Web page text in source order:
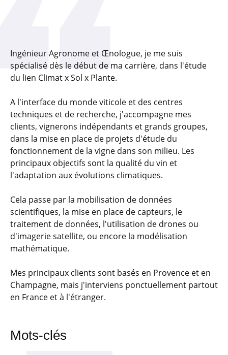
Ingénieur Agronome et Œnologue, je me suis
spécialisé dès le début de ma carrière, dans l'étude
du lien Climat x Sol x Plante.
A l'interface du monde viticole et des centres
techniques et de recherche, j'accompagne mes
clients, vignerons indépendants et grands groupes,
dans la mise en place de projets d'étude du
fonctionnement de la vigne dans son milieu. Les
principaux objectifs sont la qualité du vin et
l'adaptation aux évolutions climatiques.
Cela passe par la mobilisation de données
scientifiques, la mise en place de capteurs, le
traitement de données, l'utilisation de drones ou
d'imagerie satellite, ou encore la modélisation
mathématique.
Mes principaux clients sont basés en Provence et en
Champagne, mais j'interviens ponctuellement partout
en France et à l'étranger.
Mots-clés